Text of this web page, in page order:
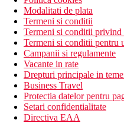
Modalitati de plata
Termeni si conditii
Termeni si conditii privind
Termeni si conditii pentru
Campanii si regulamente
Vacante in rate
Drepturi principale in
Business Travel
Protectia datelor pentru
Setari confidentialitate
Directiva EAA